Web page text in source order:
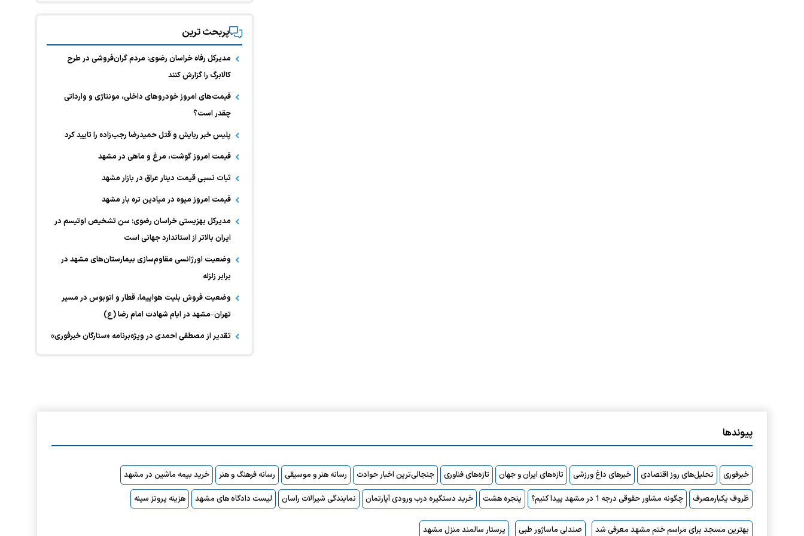
پربحث ترین
مدیرکل رفاه خراسان رضوی: مردم گران‌فروشی در طرح
کالابرگ را گزارش کنند
قیمت‌های امروز خودرو‌های داخلی، مونتاژی و وارداتی
چقدر است؟
پلیس خبر ربایش و قتل حمیدرضا رجب‌زاده را تایید کرد
قیمت امروز گوشت، مرغ و ماهی در مشهد
ثبات نسبی قیمت دینار عراق در بازار مشهد
قیمت امروز میوه در میادین تره بار مشهد
مدیرکل بهزیستی خراسان رضوی: سن تشخیص اوتیسم در
ایران بالاتر از استاندارد جهانی است
وضعیت اورژانسی مقاوم‌سازی بیمارستان‌های مشهد در
برابر زلزله
وضعیت فروش بلیت هواپیما، قطار و اتوبوس در مسیر
تهران–مشهد در ایام شهادت امام رضا (ع)
تقدیر از مصطفی احمدی در ویژه‌برنامه «ستارگان خبرفوری»
پیوندها
خبرفوری تحلیل‌های روز اقتصادی خبرهای داغ ورزشی تازه‌های ایران و جهان تازه‌های فناوری جنجالی‌ترین اخبار حوادث رسانه هنر و موسیقی رسانه فرهنگ و هنر
خرید بیمه ماشین در مشهد
ظروف یکبارمصرف
چگونه مشاور حقوقی درجه 1 در مشهد پیدا کنیم؟ پنجره هشت خرید دستگیره درب ورودی آپارتمان نمایندگی شیرالات راسان لیست دادگاه های مشهد هزینه پروتز سینه
بهترین مسجد برای مراسم ختم مشهد معرفی شد صندلی ماساژور طبی پرستار سالمند منزل مشهد